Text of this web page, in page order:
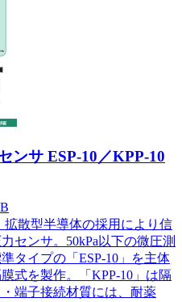
ンサ ESP-10／KPP-10
拡散型半導体の採用により信
センサ。50kPa以下の微圧測
タイプの「ESP-10」を主体
式を製作。「KPP-10」は隔
端子接続材質には、耐薬